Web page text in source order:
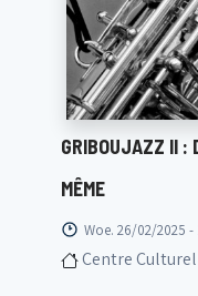
GRIBOUJAZZ II :
MÊME
Woe. 26/02/2025 -
Centre